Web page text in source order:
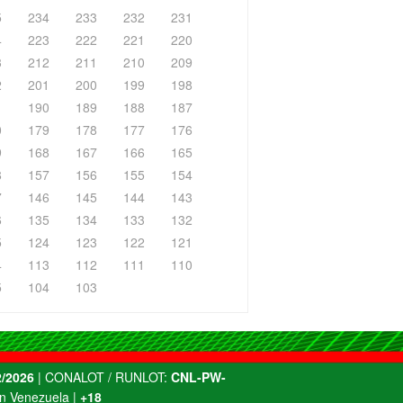
234 233 232
231
223 222 221
220
212 211 210
209
201 200 199
198
190 189 188
187
179 178 177
176
168 167 166
165
157 156 155
154
146 145 144
143
135 134 133
132
124 123 122
121
113 112 111
110
104 103
2026| CONALOT / RUNLOT: CNL-PW-
Venezuela | +18